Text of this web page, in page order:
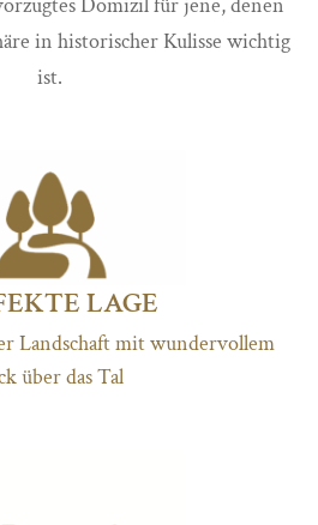
Domizil für jene, denen
in historischer Kulisse wichtig
ist.
LAGE
Landschaft mit wundervollem
über das Tal